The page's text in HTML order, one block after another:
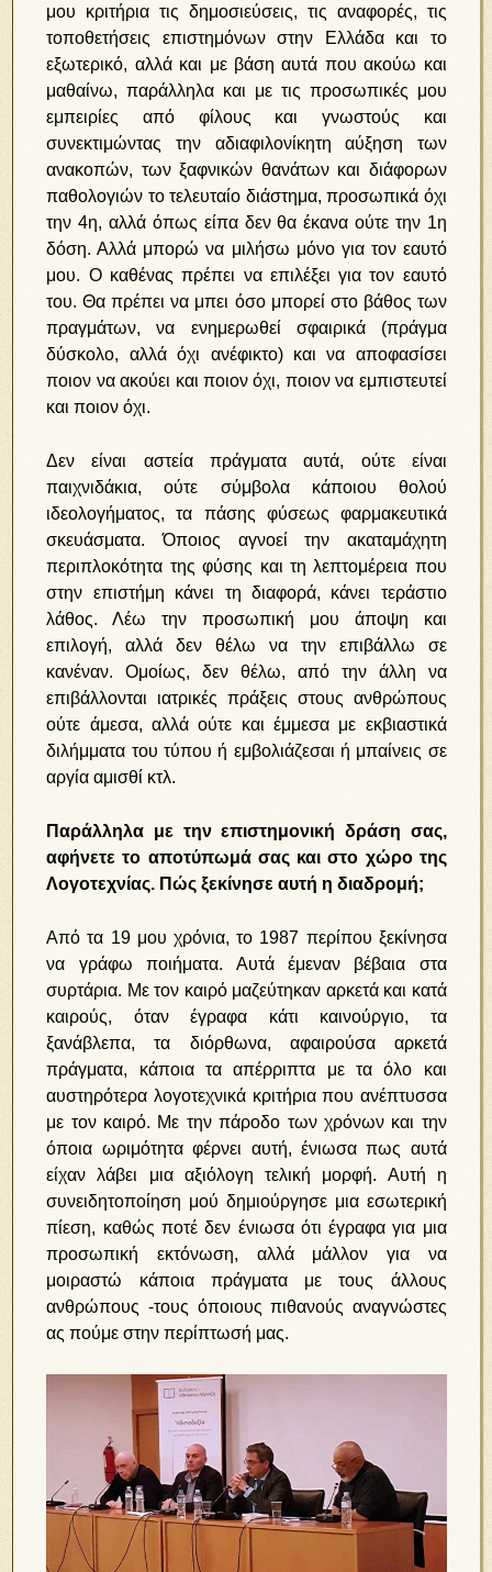
μου κριτήρια τις δημοσιεύσεις, τις αναφορές, τις
τοποθετήσεις επιστημόνων στην Ελλάδα και το
εξωτερικό, αλλά και με βάση αυτά που ακούω και
μαθαίνω, παράλληλα και με τις προσωπικές μου
εμπειρίες από φίλους και γνωστούς και
συνεκτιμώντας την αδιαφιλονίκητη αύξηση των
ανακοπών, των ξαφνικών θανάτων και διάφορων
παθολογιών το τελευταίο διάστημα, προσωπικά όχι
την 4η, αλλά όπως είπα δεν θα έκανα ούτε την 1η
δόση. Αλλά μπορώ να μιλήσω μόνο για τον εαυτό
μου. Ο καθένας πρέπει να επιλέξει για τον εαυτό
του. Θα πρέπει να μπει όσο μπορεί στο βάθος των
πραγμάτων, να ενημερωθεί σφαιρικά (πράγμα
δύσκολο, αλλά όχι ανέφικτο) και να αποφασίσει
ποιον να ακούει και ποιον όχι, ποιον να εμπιστευτεί
και ποιον όχι.
Δεν είναι αστεία πράγματα αυτά, ούτε είναι
παιχνιδάκια, ούτε σύμβολα κάποιου θολού
ιδεολογήματος, τα πάσης φύσεως φαρμακευτικά
σκευάσματα. Όποιος αγνοεί την ακαταμάχητη
περιπλοκότητα της φύσης και τη λεπτομέρεια που
στην επιστήμη κάνει τη διαφορά, κάνει τεράστιο
λάθος. Λέω την προσωπική μου άποψη και
επιλογή, αλλά δεν θέλω να την επιβάλλω σε
κανέναν. Ομοίως, δεν θέλω, από την άλλη να
επιβάλλονται ιατρικές πράξεις στους ανθρώπους
ούτε άμεσα, αλλά ούτε και έμμεσα με εκβιαστικά
διλήμματα του τύπου ή εμβολιάζεσαι ή μπαίνεις σε
αργία αμισθί κτλ.
Παράλληλα με την επιστημονική δράση σας,
αφήνετε το αποτύπωμά σας και στο χώρο της
Λογοτεχνίας. Πώς ξεκίνησε αυτή η διαδρομή;
Από τα 19 μου χρόνια, το 1987 περίπου ξεκίνησα
να γράφω ποιήματα. Αυτά έμεναν βέβαια στα
συρτάρια. Με τον καιρό μαζεύτηκαν αρκετά και κατά
καιρούς, όταν έγραφα κάτι καινούργιο, τα
ξανάβλεπα, τα διόρθωνα, αφαιρούσα αρκετά
πράγματα, κάποια τα απέρριπτα με τα όλο και
αυστηρότερα λογοτεχνικά κριτήρια που ανέπτυσσα
με τον καιρό. Με την πάροδο των χρόνων και την
όποια ωριμότητα φέρνει αυτή, ένιωσα πως αυτά
είχαν λάβει μια αξιόλογη τελική μορφή. Αυτή η
συνειδητοποίηση μού δημιούργησε μια εσωτερική
πίεση, καθώς ποτέ δεν ένιωσα ότι έγραφα για μια
προσωπική εκτόνωση, αλλά μάλλον για να
μοιραστώ κάποια πράγματα με τους άλλους
ανθρώπους -τους όποιους πιθανούς αναγνώστες
ας πούμε στην περίπτωσή μας.